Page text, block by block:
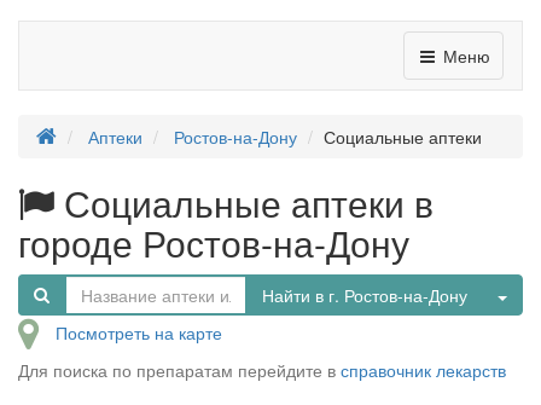
Меню
Аптеки Ростов-на-Дону Социальные аптеки
Социальные аптеки в
городе Ростов-на-Дону
Найти в г. Ростов-на-Дону
Посмотреть на карте
Для поиска по препаратам перейдите в справочник лекарств